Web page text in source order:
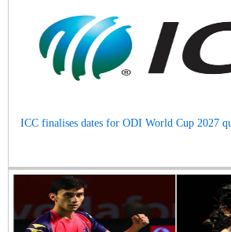
ICC finalises dates for ODI World Cup 2027